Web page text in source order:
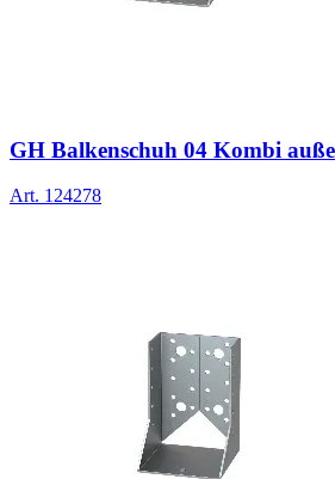
GH Balkenschuh 04 Kombi
Art. 124278